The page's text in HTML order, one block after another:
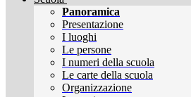
Panoramica
Presentazione
I luoghi
Le persone
I numeri della scuola
Le carte della scuola
Organizzazione